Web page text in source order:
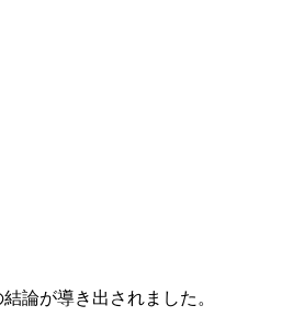
論が導き出されました。